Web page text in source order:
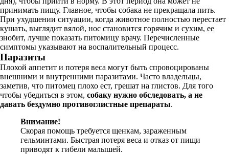
принимать пищу. Главное, чтобы собака не прекращала пить.
При ухудшении ситуации, когда животное полностью перестает
кушать, выглядит вялой, нос становится горячим и сухим, ее
знобит, лучше показать питомицу врачу. Перечисленные
симптомы указывают на воспалительный процесс.
Паразиты
Плохой аппетит и потеря веса могут быть спровоцированы
внешними и внутренними паразитами. Часто владельцы,
заметив, что питомец плохо ест, грешат на глистов. Для того
чтобы убедиться в этом, собаку нужно обследовать, а не
давать бездумно противоглистные препараты.
Внимание!
Скорая помощь требуется щенкам, зараженным
гельминтами. Быстрая потеря веса и отказ от пищи
приводят к гибели малышей.